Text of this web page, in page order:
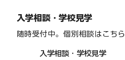
入学相談・学校見学
随時受付中。個別相談はこちら
入学相談・学校見学